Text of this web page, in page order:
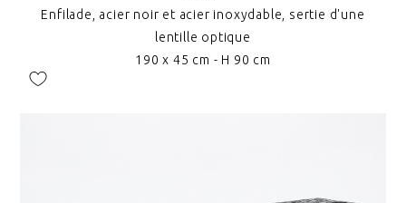
Enfilade, acier noir et acier inoxydable, sertie d'une
lentille optique
190 x 45 cm - H 90 cm